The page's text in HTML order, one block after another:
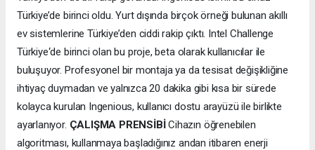
Türkiye’de birinci oldu. Yurt dışında birçok örneği bulunan akıllı
ev sistemlerine Türkiye’den ciddi rakip çıktı. Intel Challenge
Türkiye‘de birinci olan bu proje, beta olarak kullanıcılar ile
buluşuyor. Profesyonel bir montaja ya da tesisat değişikliğine
ihtiyaç duymadan ve yalnızca 20 dakika gibi kısa bir sürede
kolayca kurulan Ingenious, kullanıcı dostu arayüzü ile birlikte
ayarlanıyor. ÇALIŞMA PRENSİBİCihazın öğrenebilen
algoritması, kullanmaya başladığınız andan itibaren enerji